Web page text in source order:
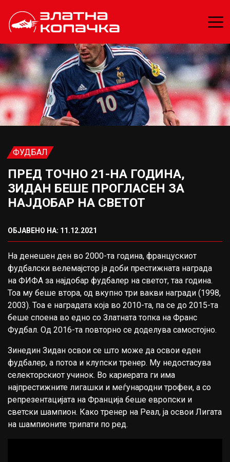
ФУДБАЛ
ПРЕД ТОЧНО 21-НА ГОДИНА,
ЗИДАН БЕШЕ ПРОГЛАСЕН ЗА
НАЈДОБАР НА СВЕТОТ
ОБЈАВЕНО НА: 11.12.2021
На денешен ден во 2000-та година, францускиот
фудбалски велемајстор ја доби престижната награда
на ФИФА за најдобар фудбалер на светот, таа година.
Тоа му беше втора, од вкупно три вакви награди (1998,
2003). Тоа е наградата која во 2010-та, па се до 2015-та
беше споена во едно со Златната топка на Франс
Фудбал. Од 2016-та повторно се доделува самостојно.
Зинедин Зидан освои се што може да освои еден
фудбалер, а потоа и клупски тренер. Му недостасува
селекторскиот учинок. Во кариерата ги има
најпрестижните лигашки и меѓународни трофеи, а со
репрезентацијата на Франција беше европски и
светски шампион. Како тренер на Реал, ја освои Лигата
на шампионите трипати по ред.